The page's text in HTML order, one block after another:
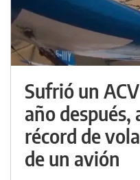
Sufrió un
año después,
récord de
de un avión